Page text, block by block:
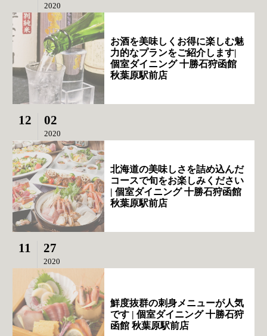
2020
お酒を美味しくお得に楽しむ魅
力的なプランをご紹介します|
個室ダイニング 十勝石狩函館
秋葉原駅前店
12 02
2020
北海道の美味しさを詰め込んだ
コースで旬をお楽しみください
| 個室ダイニング 十勝石狩函館
秋葉原駅前店
11 27
2020
鮮度抜群の刺身メニューが人気
です | 個室ダイニング 十勝石狩
函館 秋葉原駅前店